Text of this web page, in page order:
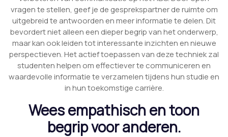
vragen te stellen, geef je de gesprekspartner de ruimte om
uitgebreid te antwoorden en meer informatie te delen. Dit
bevordert niet alleen een dieper begrip van het onderwerp,
maar kan ook leiden tot interessante inzichten en nieuwe
perspectieven. Het actief toepassen van deze techniek zal
studenten helpen om effectiever te communiceren en
waardevolle informatie te verzamelen tijdens hun studie en
in hun toekomstige carrière.
Wees empathisch en toon
begrip voor anderen.